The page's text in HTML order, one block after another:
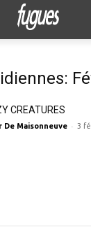
CREATURES
De Maisonneuve - 3